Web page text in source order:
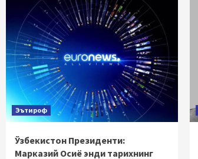
Эътироф
Ўзбекистон Президенти:
Марказий Осиё энди тарихнинг